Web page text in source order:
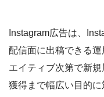
Instagram広告は、
配信面に出稿できる
エイティブ次第で新
獲得まで幅広い目的に